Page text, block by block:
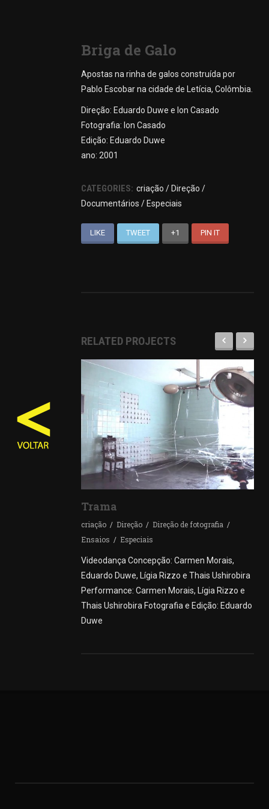
Briga de Galo
Apostas na rinha de galos construída por
Pablo Escobar na cidade de Letícia, Colômbia.
Direção: Eduardo Duwe e Ion Casado
Fotografia: Ion Casado
Edição: Eduardo Duwe
ano: 2001
CATEGORIES: criação / Direção /
Documentários / Especiais
LIKE TWEET +1 PIN IT
RELATED PROJECTS
Trama
criação Direção
Direção de fotografia
Ensaios
Especiais
Videodança Concepção: Carmen Morais,
Eduardo Duwe, Lígia Rizzo e Thais Ushirobira
Performance: Carmen Morais, Lígia Rizzo e
Thais Ushirobira Fotografia e Edição: Eduardo
Duwe